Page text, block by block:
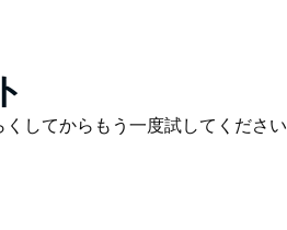
まで車でわずか 2 分です。
してからもう一度試してください